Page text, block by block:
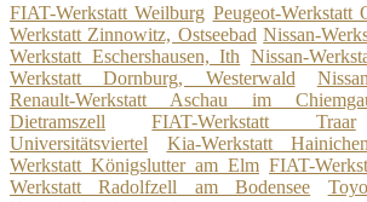
FIAT-Werkstatt Weilburg Peugeot-Werkstatt
Werkstatt Zinnowitz, Ostseebad Nissan-
Werkstatt Eschershausen, Ith Nissan-
Werkstatt Dornburg, Westerwald
Renault-Werkstatt Aschau im
Dietramszell
FIAT-Werkstatt Traar
Universitätsviertel
Kia-Werkstatt
Werkstatt Königslutter am Elm FIAT-
Werkstatt Radolfzell am Bodensee